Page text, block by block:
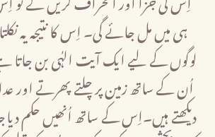
ہی میں مل جائے گی۔ اِس کا نتیجہ یہ
لوگوں کے لیے ایک آیت الہٰی بن جاتا ہے
اُن کے ساتھ زمین پر چلتے پھرتے
دیکھتے ہیں۔اِس کے ساتھ اُنھیں حکم